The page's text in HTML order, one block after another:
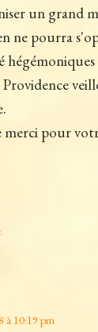
un grand
ne pourra
merci pour
à 10:19 pm